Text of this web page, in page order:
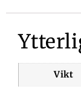
Vikt